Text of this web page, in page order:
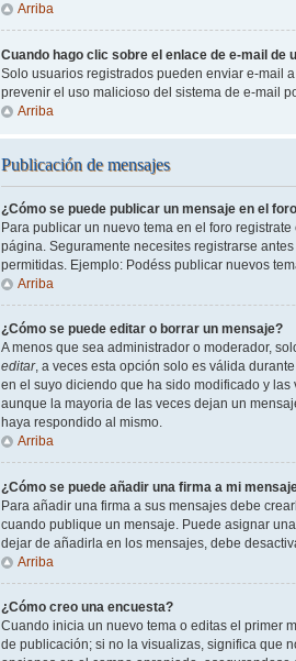
Arriba
Cuando hago clic sobre el enlace de e-mail de
Solo usuarios registrados pueden enviar e-mail
prevenir el uso malicioso del sistema de e-mail
Arriba
Publicación de mensajes
¿Cómo se puede publicar un mensaje en el
Para publicar un nuevo tema en el foro
página. Seguramente necesites registrarse
permitidas. Ejemplo: Podéss publicar nuevos
Arriba
¿Cómo se puede editar o borrar un mensaje?
A menos que sea administrador o moderador,
editar, a veces esta opción solo es válida
en el suyo diciendo que ha sido modificado y
aunque la mayoria de las veces dejan un
haya respondido al mismo.
Arriba
¿Cómo se puede añadir una firma a mi
Para añadir una firma a sus mensajes debe
cuando publique un mensaje. Puede asignar
dejar de añadirla en los mensajes, debe
Arriba
¿Cómo creo una encuesta?
Cuando inicia un nuevo tema o editas el primer
de publicación; si no la visualizas, significa que